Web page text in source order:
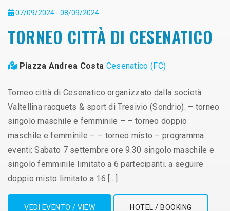
07/09/2024 - 08/09/2024
TORNEO CITTÀ DI CESENATICO
Piazza Andrea Costa Cesenatico (FC)
Torneo città di Cesenatico organizzato dalla società
Valtellina racquets & sport di Tresivio (Sondrio). – torneo
singolo maschile e femminile – – torneo doppio
maschile e femminile – – torneo misto – programma
eventi: Sabato 7 settembre ore 9.30 singolo maschile e
singolo femminile limitato a 6 partecipanti. a seguire
doppio misto limitato a 16 […]
VEDI EVENTO / VIEW HOTEL / BOOKING